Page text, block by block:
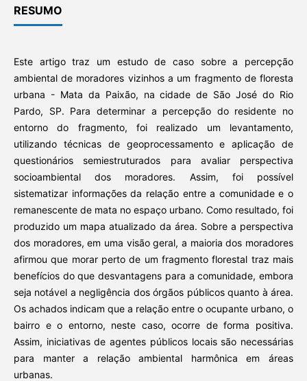
RESUMO
Este artigo traz um estudo de caso sobre a percepção
ambiental de moradores vizinhos a um fragmento de floresta
urbana - Mata da Paixão, na cidade de São José do Rio
Pardo, SP. Para determinar a percepção do residente no
entorno do fragmento, foi realizado um levantamento,
utilizando técnicas de geoprocessamento e aplicação de
questionários semiestruturados para avaliar perspectiva
socioambiental dos moradores. Assim, foi possível
sistematizar informações da relação entre a comunidade e o
remanescente de mata no espaço urbano. Como resultado, foi
produzido um mapa atualizado da área. Sobre a perspectiva
dos moradores, em uma visão geral, a maioria dos moradores
afirmou que morar perto de um fragmento florestal traz mais
benefícios do que desvantagens para a comunidade, embora
seja notável a negligência dos órgãos públicos quanto à área.
Os achados indicam que a relação entre o ocupante urbano, o
bairro e o entorno, neste caso, ocorre de forma positiva.
Assim, iniciativas de agentes públicos locais são necessárias
para manter a relação ambiental harmônica em áreas
urbanas.